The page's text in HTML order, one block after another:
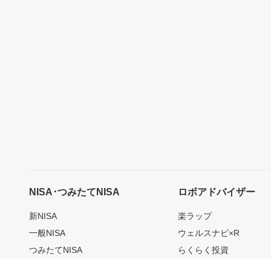
NISA･つみたてNISA
新NISA
一般NISA
つみたてNISA
ロボアドバイザー
楽ラップ
ウェルスナビ×R
らくらく投資